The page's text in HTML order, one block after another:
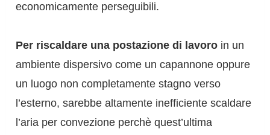
economicamente perseguibili.
Per riscaldare una postazione di lavoro in un
ambiente dispersivo come un capannone oppure
un luogo non completamente stagno verso
l’esterno, sarebbe altamente inefficiente scaldare
l’aria per convezione perchè quest’ultima